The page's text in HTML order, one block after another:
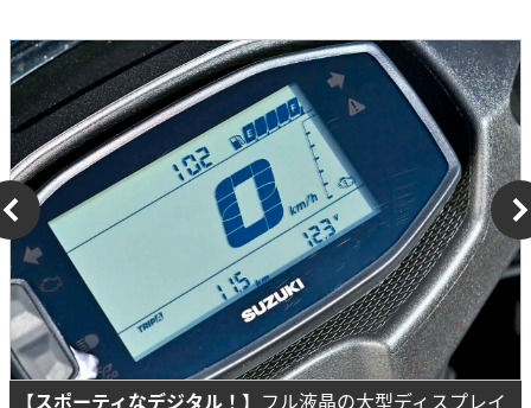
【スポーティなデジタル！】 フル液晶の大型ディスプレイ